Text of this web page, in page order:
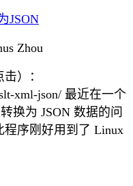
JSON
Zhou
）：
xml-json/ 最近在一个
换为 JSON 数据的问
序刚好用到了 Linux